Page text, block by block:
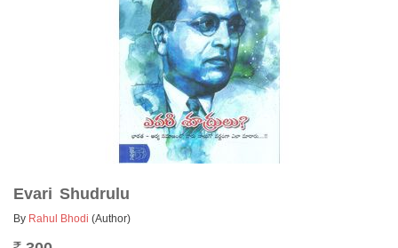
Evari Shudrulu
By Rahul Bhodi (Author)